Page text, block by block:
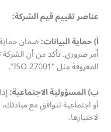
عناصر تقييم قيم الشركة:
أ) حماية البيانات:ضمان
أمر ضروري. تأكد من أن الشركة
المعروفة مثل “ISO 27001”.
ب) المسؤولية الاجتماعية:
أو اجتماعية تتوافق مع
لاختيارها.